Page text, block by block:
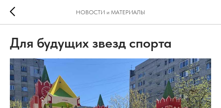
НОВОСТИ и МАТЕРИАЛЫ
Для будущих звезд спорта